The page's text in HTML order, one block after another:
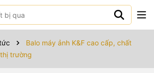
Balo máy ảnh K&F cao cấp, chất
trường